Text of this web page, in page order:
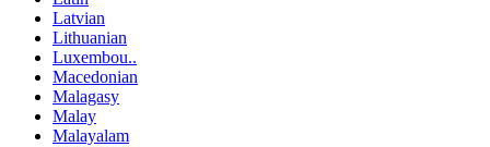
Latvian
Lithuanian
Luxembou..
Macedonian
Malagasy
Malay
Malayalam